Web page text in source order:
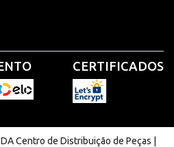
CERTIFICADOS
Centro de Distribuição de Peças |